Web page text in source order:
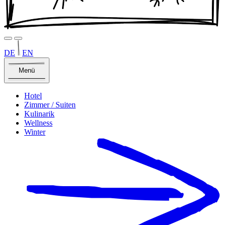
DE EN
Menü
Hotel
Zimmer / Suiten
Kulinarik
Wellness
Winter